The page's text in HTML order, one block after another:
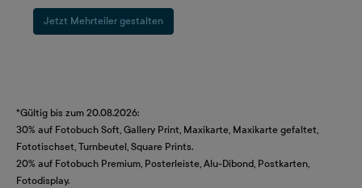
Jetzt Mehrteiler gestalten
*Gültig bis zum 20.08.2026:
30% auf Fotobuch Soft, Gallery Print, Maxikarte, Maxikarte gefaltet,
Fototischset, Turnbeutel, Square Prints.
20% auf Fotobuch Premium, Posterleiste, Alu-Dibond, Postkarten,
Fotodisplay.